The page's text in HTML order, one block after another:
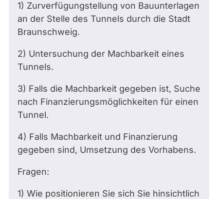
1) Zurverfügungstellung von Bauunterlagen
an der Stelle des Tunnels durch die Stadt
Braunschweig.
2) Untersuchung der Machbarkeit eines
Tunnels.
3) Falls die Machbarkeit gegeben ist, Suche
nach Finanzierungsmöglichkeiten für einen
Tunnel.
4) Falls Machbarkeit und Finanzierung
gegeben sind, Umsetzung des Vorhabens.
Fragen:
1) Wie positionieren Sie sich Sie hinsichtlich